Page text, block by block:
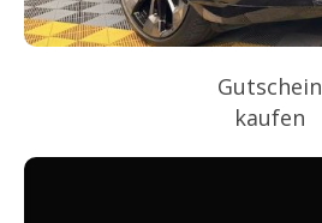
Gutschein
kaufen